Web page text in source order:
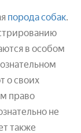
порода собак.
в особом
о своих
право
не
также